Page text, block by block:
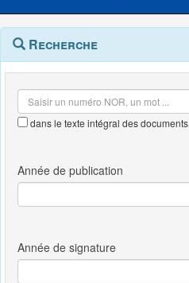
Navigation
outils
Menu
contextuel
Recherche
dans le texte intégral des documents